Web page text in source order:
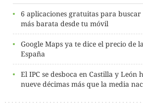
6 aplicaciones gratuitas para buscar
más barata desde tu móvil
Google Maps ya te dice el precio de
España
El IPC se desboca en Castilla y León
nueve décimas más que la media